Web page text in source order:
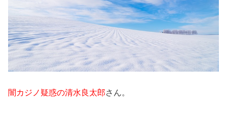
闇カジノ疑惑の清水良太郎さん。